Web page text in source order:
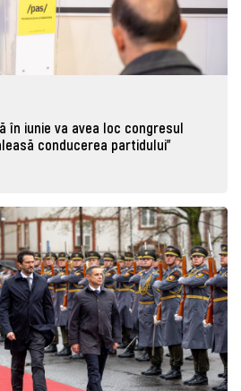
în iunie va avea loc congresul
conducerea partidului”